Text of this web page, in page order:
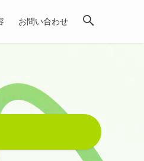
お問い合わせ